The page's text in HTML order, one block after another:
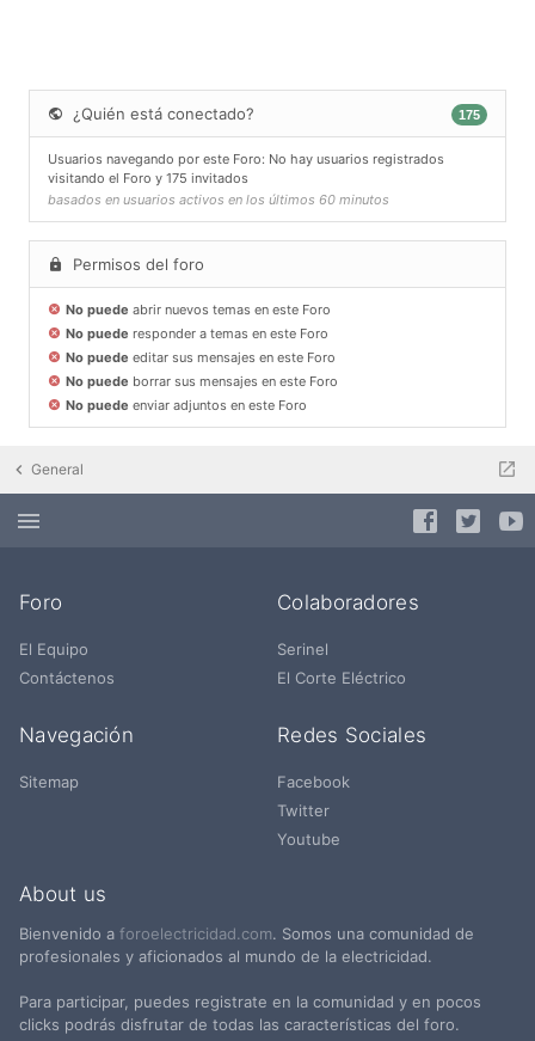
¿Quién está conectado? 175
Usuarios navegando por este Foro: No hay usuarios registrados
visitando el Foro y 175 invitados
basados en usuarios activos en los últimos 60 minutos
Permisos del foro
No puede abrir nuevos temas en este Foro
No puede responder a temas en este Foro
No puede editar sus mensajes en este Foro
No puede borrar sus mensajes en este Foro
No puede enviar adjuntos en este Foro
General
Foro
El Equipo
Contáctenos
Colaboradores
Serinel
El Corte Eléctrico
Navegación
Sitemap
Redes Sociales
Facebook
Twitter
Youtube
About us
Bienvenido a foroelectricidad.com. Somos una comunidad de
profesionales y aficionados al mundo de la electricidad.
Para participar, puedes registrate en la comunidad y en pocos
clicks podrás disfrutar de todas las características del foro.